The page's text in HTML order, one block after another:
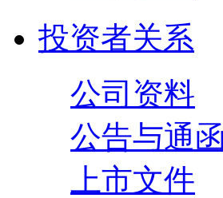
投资者关系
公司资料
公告与通函
上市文件